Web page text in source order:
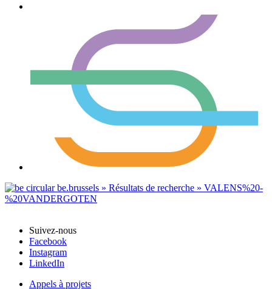
Suivez-nous
Facebook
Instagram
LinkedIn
Appels à projets